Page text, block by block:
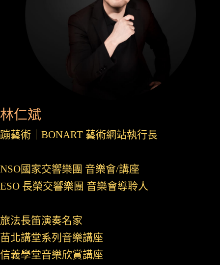
林仁斌
蹦藝術｜BONART 藝術網站執行長
NSO國家交響樂團 音樂會/講座
ESO 長榮交響樂團 音樂會導聆人
旅法長笛演奏名家
苗北講堂系列音樂講座
信義學堂音樂欣賞講座